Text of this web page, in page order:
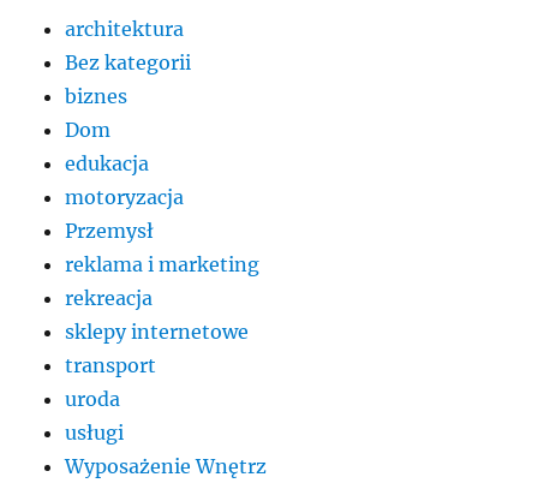
architektura
Bez kategorii
biznes
Dom
edukacja
motoryzacja
Przemysł
reklama i marketing
rekreacja
sklepy internetowe
transport
uroda
usługi
Wyposażenie Wnętrz